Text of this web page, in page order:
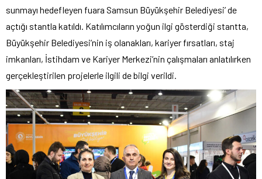
sunmayı hedefleyen fuara Samsun Büyükşehir Belediyesi’ de
açtığı stantla katıldı. Katılımcıların yoğun ilgi gösterdiği stantta,
Büyükşehir Belediyesi’nin iş olanakları, kariyer fırsatları, staj
imkanları, İstihdam ve Kariyer Merkezi’nin çalışmaları anlatılırken
gerçekleştirilen projelerle ilgili de bilgi verildi.